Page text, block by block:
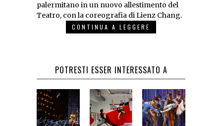
palermitano in un nuovo allestimento del
Teatro, con la coreografia di Lienz Chang.
CONTINUA A LEGGERE
POTRESTI ESSER INTERESSATO A